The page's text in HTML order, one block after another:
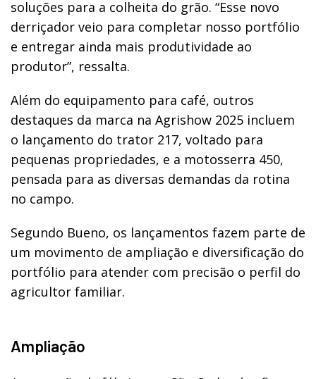
soluções para a colheita do grão. “Esse novo
derriçador veio para completar nosso portfólio
e entregar ainda mais produtividade ao
produtor”, ressalta.
Além do equipamento para café, outros
destaques da marca na Agrishow 2025 incluem
o lançamento do trator 217, voltado para
pequenas propriedades, e a motosserra 450,
pensada para as diversas demandas da rotina
no campo.
Segundo Bueno, os lançamentos fazem parte de
um movimento de ampliação e diversificação do
portfólio para atender com precisão o perfil do
agricultor familiar.
Ampliação